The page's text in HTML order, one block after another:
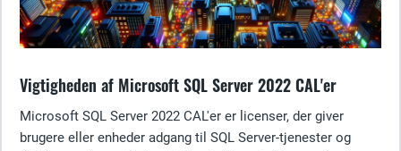
Vigtigheden af Microsoft SQL Server 2022 CAL'er
Microsoft SQL Server 2022 CAL'er er licenser, der giver
brugere eller enheder adgang til SQL Server-tjenester og